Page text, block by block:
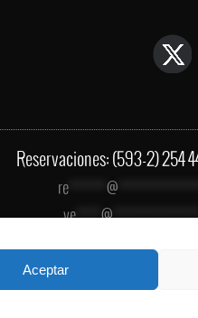
Aceptar
Reservaciones: (593-2) 254
re****** @
ve****@